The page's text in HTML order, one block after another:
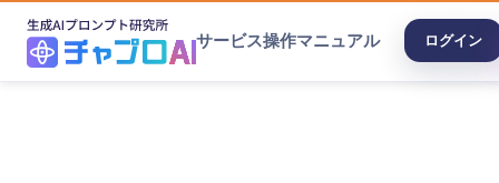
サービス操作マニュアル ログイン